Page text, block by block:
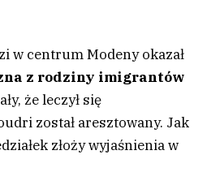
w centrum Modeny okazał
z rodziny imigrantów
że leczył się
został aresztowany. Jak
złoży wyjaśnienia w